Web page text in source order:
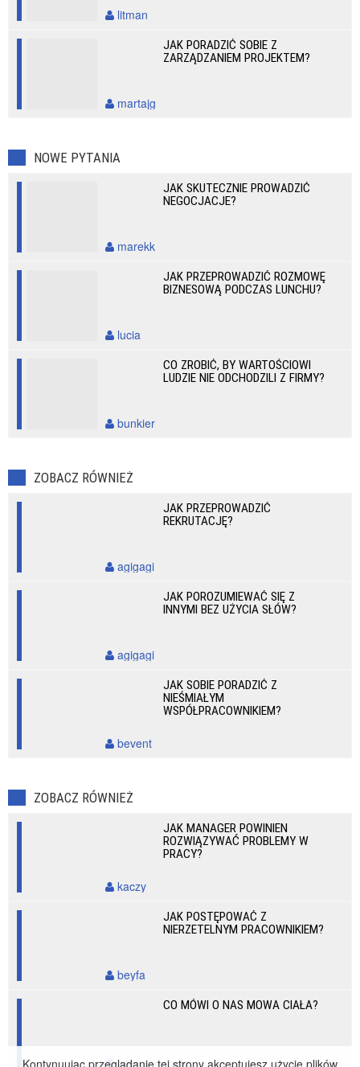
litman
JAK PORADZIĆ SOBIE Z
ZARZĄDZANIEM PROJEKTEM?
martajg
NOWE PYTANIA
JAK SKUTECZNIE PROWADZIĆ
NEGOCJACJE?
marekk
JAK PRZEPROWADZIĆ ROZMOWĘ
BIZNESOWĄ PODCZAS LUNCHU?
lucia
CO ZROBIĆ, BY WARTOŚCIOWI
LUDZIE NIE ODCHODZILI Z FIRMY?
bunkier
ZOBACZ RÓWNIEŻ
JAK PRZEPROWADZIĆ
REKRUTACJĘ?
agigagi
JAK POROZUMIEWAĆ SIĘ Z
INNYMI BEZ UŻYCIA SŁÓW?
agigagi
JAK SOBIE PORADZIĆ Z
NIEŚMIAŁYM
WSPÓŁPRACOWNIKIEM?
bevent
ZOBACZ RÓWNIEŻ
JAK MANAGER POWINIEN
ROZWIĄZYWAĆ PROBLEMY W
PRACY?
kaczy
JAK POSTĘPOWAĆ Z
NIERZETELNYM PRACOWNIKIEM?
beyfa
CO MÓWI O NAS MOWA CIAŁA?
zamglonepole
Kontynuując przeglądanie tej strony akceptujesz użycie plików